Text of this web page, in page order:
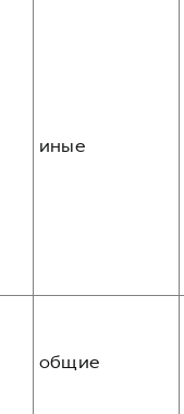
иные
общие